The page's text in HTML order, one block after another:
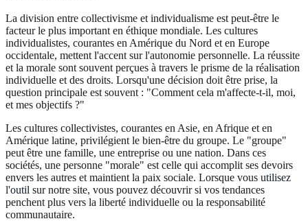
La division entre collectivisme et individualisme est peut-être le
facteur le plus important en éthique mondiale. Les cultures
individualistes, courantes en Amérique du Nord et en Europe
occidentale, mettent l'accent sur l'autonomie personnelle. La réussite
et la morale sont souvent perçues à travers le prisme de la réalisation
individuelle et des droits. Lorsqu'une décision doit être prise, la
question principale est souvent : "Comment cela m'affecte-t-il, moi,
et mes objectifs ?"
Les cultures collectivistes, courantes en Asie, en Afrique et en
Amérique latine, privilégient le bien-être du groupe. Le "groupe"
peut être une famille, une entreprise ou une nation. Dans ces
sociétés, une personne "morale" est celle qui accomplit ses devoirs
envers les autres et maintient la paix sociale. Lorsque vous utilisez
l'outil sur notre site, vous pouvez découvrir si vos tendances
penchent plus vers la liberté individuelle ou la responsabilité
communautaire.